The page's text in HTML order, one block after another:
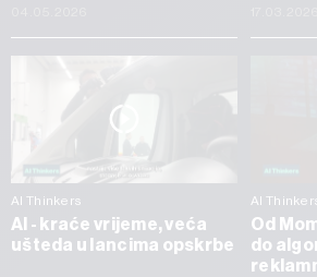
AI Thinkers
AI - kraće vrijeme, veća
ušteda u lancima opskrbe
AI
Od
do